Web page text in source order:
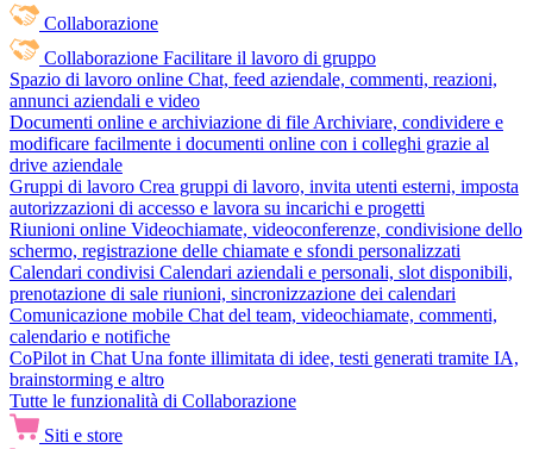
Collaborazione
Collaborazione Facilitare il lavoro di gruppo
Spazio di lavoro online Chat, feed aziendale, commenti, reazioni,
annunci aziendali e video
Documenti online e archiviazione di file Archiviare, condividere e
modificare facilmente i documenti online con i colleghi grazie al
drive aziendale
Gruppi di lavoro Crea gruppi di lavoro, invita utenti esterni, imposta
autorizzazioni di accesso e lavora su incarichi e progetti
Riunioni online Videochiamate, videoconferenze, condivisione dello
schermo, registrazione delle chiamate e sfondi personalizzati
Calendari condivisi Calendari aziendali e personali, slot disponibili,
prenotazione di sale riunioni, sincronizzazione dei calendari
Comunicazione mobile Chat del team, videochiamate, commenti,
calendario e notifiche
CoPilot in Chat Una fonte illimitata di idee, testi generati tramite IA,
brainstorming e altro
Tutte le funzionalità di Collaborazione
Siti e store